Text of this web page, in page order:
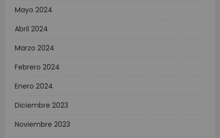
Mayo 2024
Abril 2024
Marzo 2024
Febrero 2024
Enero 2024
Diciembre 2023
Noviembre 2023